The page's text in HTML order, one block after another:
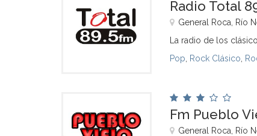
Radio Total
General Roca, Río
La radio de los
Pop
Rock Clásico
Fm Pueblo
General Roca, Río